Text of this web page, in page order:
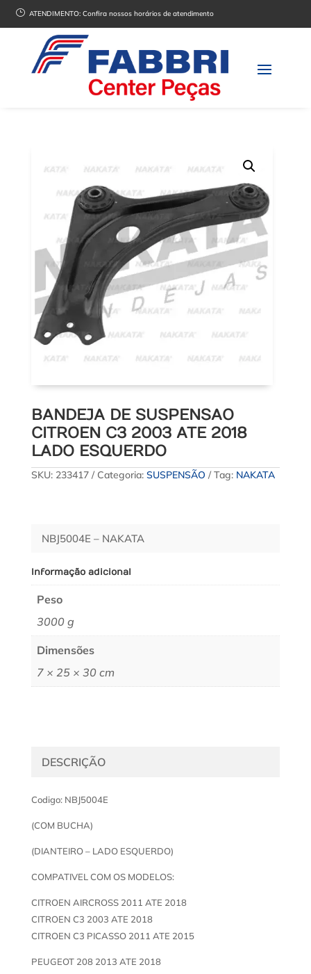
} ATENDIMENTO:Confira nossos horários de atendimento
BANDEJA DE SUSPENSAO
CITROEN C3 2003 ATE 2018
LADO ESQUERDO
SKU: 233417 Categoria: SUSPENSÃO Tag: NAKATA
NBJ5004E – NAKATA
Informação adicional
Peso
3000 g
Dimensões
7 × 25 × 30 cm
DESCRIÇÃO
Codigo: NBJ5004E
(COM BUCHA)
(DIANTEIRO – LADO ESQUERDO)
COMPATIVEL COM OS MODELOS:
CITROEN AIRCROSS 2011 ATE 2018
CITROEN C3 2003 ATE 2018
CITROEN C3 PICASSO 2011 ATE 2015
PEUGEOT 208 2013 ATE 2018